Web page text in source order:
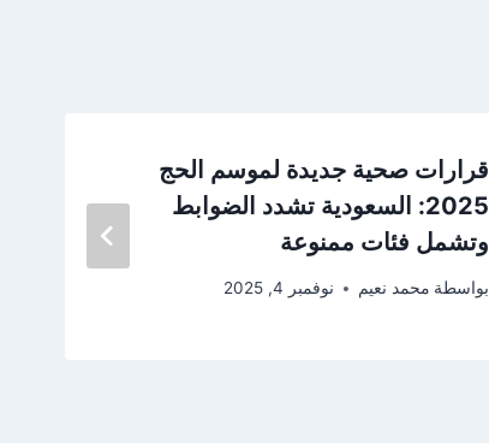
قرارات صحية جديدة لموسم الحج
2025: السعودية تشدد الضوابط
وتشمل فئات ممنوعة
بواسطة محمد نعيم نوفمبر 4, 2025